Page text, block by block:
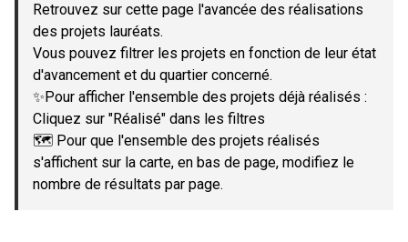
−
Retrouvez sur cette page l'avancée des réalisations
des projets lauréats.
Vous pouvez filtrer les projets en fonction de leur état
d'avancement et du quartier concerné.
✨Pour afficher l'ensemble des projets déjà réalisés :
Cliquez sur "Réalisé" dans les filtres
🗺️ Pour que l'ensemble des projets réalisés
s'affichent sur la carte, en bas de page, modifiez le
nombre de résultats par page.